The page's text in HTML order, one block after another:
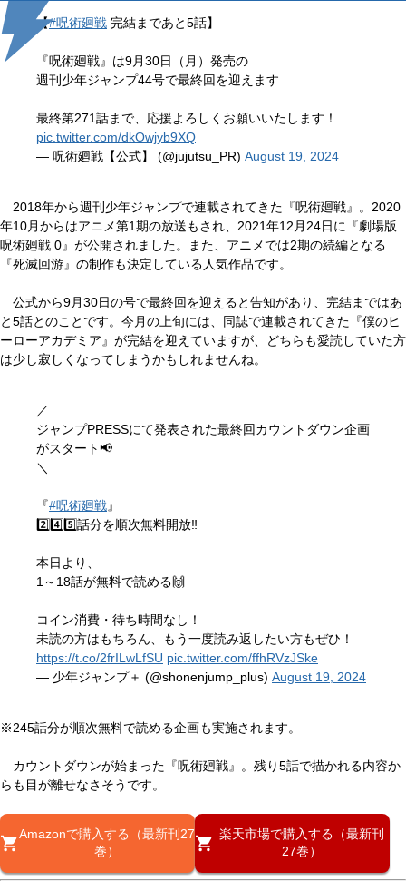
【#呪術廻戦 完結まであと5話】
『呪術廻戦』は9月30日（月）発売の
週刊少年ジャンプ44号で最終回を迎えます
最終第271話まで、応援よろしくお願いいたします！
pic.twitter.com/dkOwjyb9XQ
— 呪術廻戦【公式】 (@jujutsu_PR) August 19, 2024
2018年から週刊少年ジャンプで連載されてきた『呪術廻戦』。2020
年10月からはアニメ第1期の放送もされ、2021年12月24日に『劇場版
呪術廻戦 0』が公開されました。また、アニメでは2期の続編となる
『死滅回游』の制作も決定している人気作品です。
公式から9月30日の号で最終回を迎えると告知があり、完結まではあ
と5話とのことです。今月の上旬には、同誌で連載されてきた『僕のヒ
ーローアカデミア』が完結を迎えていますが、どちらも愛読していた方
は少し寂しくなってしまうかもしれませんね。
／
ジャンプPRESSにて発表された最終回カウントダウン企画
がスタート📢
＼
『#呪術廻戦』
2️⃣4️⃣5️⃣話分を順次無料開放‼
本日より、
1～18話が無料で読める🙌
コイン消費・待ち時間なし！
未読の方はもちろん、もう一度読み返したい方もぜひ！
https://t.co/2frILwLfSU pic.twitter.com/ffhRVzJSke
— 少年ジャンプ＋ (@shonenjump_plus) August 19, 2024
※245話分が順次無料で読める企画も実施されます。
カウントダウンが始まった『呪術廻戦』。残り5話で描かれる内容か
らも目が離せなさそうです。
Amazonで購入する（最新刊27
巻）
楽天市場で購入する（最新刊
27巻）